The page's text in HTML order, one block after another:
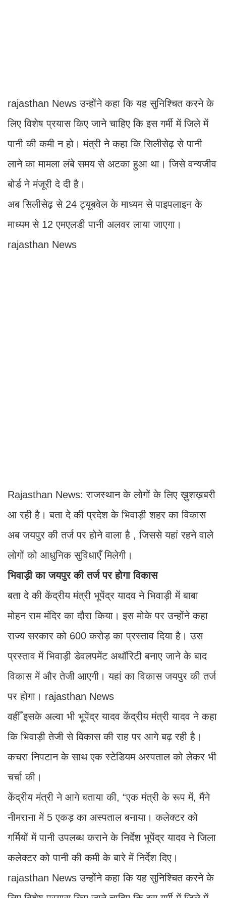
rajasthan News उन्होंने कहा कि यह सुनिश्चित करने के
लिए विशेष प्रयास किए जाने चाहिए कि इस गर्मी में जिले में
पानी की कमी न हो। मंत्री ने कहा कि सिलीसेढ़ से पानी
लाने का मामला लंबे समय से अटका हुआ था। जिसे वन्यजीव
बोर्ड ने मंजूरी दे दी है।
अब सिलीसेढ़ से 24 ट्यूबवेल के माध्यम से पाइपलाइन के
माध्यम से 12 एमएलडी पानी अलवर लाया जाएगा।
rajasthan News
Rajasthan News: राजस्थान के लोगों के लिए ख़ुशख़बरी
आ रही है। बता दे की प्रदेश के भिवाड़ी शहर का विकास
अब जयपुर की तर्ज पर होने वाला है , जिससे यहां रहने वाले
लोगों को आधुनिक सुविधाएँ मिलेगी।
भिवाड़ी का जयपुर की तर्ज पर होगा विकास
बता दे की केंद्रीय मंत्री भूपेंद्र यादव ने भिवाड़ी में बाबा
मोहन राम मंदिर का दौरा किया। इस मोके पर उन्होंने कहा
राज्य सरकार को 600 करोड़ का प्रस्ताव दिया है। उस
प्रस्ताव में भिवाड़ी डेवलपमेंट अथॉरिटी बनाए जाने के बाद
विकास में और तेजी आएगी। यहां का विकास जयपुर की तर्ज
पर होगा। rajasthan News
वहीँ इसके अल्वा भी भूपेंद्र यादव केंद्रीय मंत्री यादव ने कहा
कि भिवाड़ी तेजी से विकास की राह पर आगे बढ़ रही है।
कचरा निपटान के साथ एक स्टेडियम अस्पताल को लेकर भी
चर्चा की।
केंद्रीय मंत्री ने आगे बताया की, “एक मंत्री के रूप में, मैंने
नीमराना में 5 एकड़ का अस्पताल बनाया। कलेक्टर को
गर्मियों में पानी उपलब्ध कराने के निर्देश भूपेंद्र यादव ने जिला
कलेक्टर को पानी की कमी के बारे में निर्देश दिए।
rajasthan News उन्होंने कहा कि यह सुनिश्चित करने के